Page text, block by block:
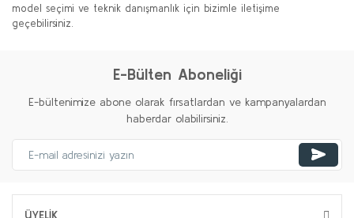
model seçimi ve teknik danışmanlık için bizimle iletişime
geçebilirsiniz.
E-Bülten Aboneliği
E-bültenimize abone olarak fırsatlardan ve kampanyalardan
haberdar olabilirsiniz.
ÜYELİK